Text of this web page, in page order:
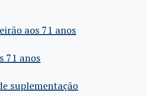
aos 71 anos
71 anos
suplementação